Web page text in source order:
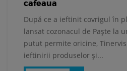
cafeaua
După ce a ieftinit covrigul în
lansat cozonacul de Paște la
putut permite oricine,
ieftinirii produselor și...